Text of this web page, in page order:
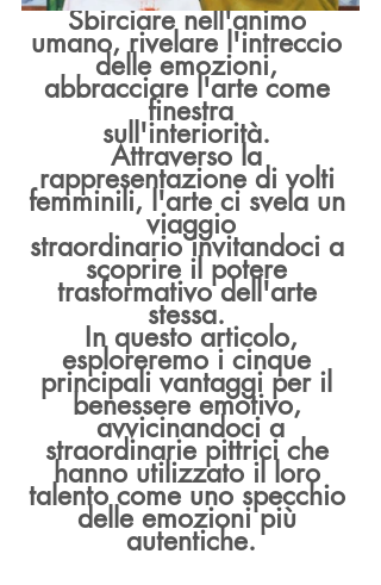
Sbirciare nell'animo
umano, rivelare l'intreccio
delle emozioni,
abbracciare l'arte come
finestra
sull'interiorità.
Attraverso la
rappresentazione di volti
femminili, l'arte ci svela un
viaggio
straordinario invitandoci a
scoprire il potere
trasformativo dell'arte
stessa.
In questo articolo,
esploreremo i cinque
principali vantaggi per il
benessere emotivo,
avvicinandoci a
straordinarie pittrici che
hanno utilizzato il loro
talento come uno specchio
delle emozioni più
autentiche.